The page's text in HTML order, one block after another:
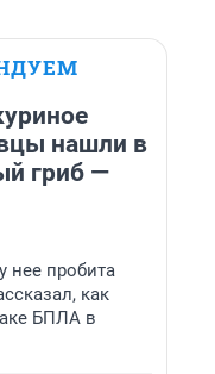
нашли в
гриб —
нее пробита
как
БПЛА в